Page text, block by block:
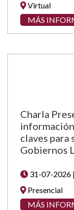
Virtual
MÁS
Charla
claves para
Gobiernos
31-07-2026
Presencial
MÁS